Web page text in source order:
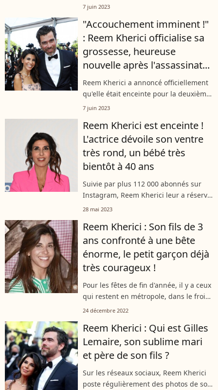
mercredi 7 juin, en compagnie de son
leur première sortie publique...
7 juin 2023
"Accouchement imminent !"
: Reem Kherici officialise sa
grossesse, heureuse
nouvelle après l'assassinat...
Reem Kherici a annoncé officiellement
qu'elle était enceinte pour la deuxième
fois... et qu'elle allait bientôt accoucher.
vécu l'enfer. Elle méritait...
7 juin 2023
Reem Kherici est enceinte !
L'actrice dévoile son ventre
très rond, un bébé très
bientôt à 40 ans
Suivie par plus 112 000 abonnés sur
Instagram, Reem Kherici leur a réservé
une très belle surprise vendredi 26 mai
de 40 ans, déjà maman d'un...
28 mai 2023
Reem Kherici : Son fils de 3
ans confronté à une bête
énorme, le petit garçon déjà
très courageux !
Pour les fêtes de fin d'année, il y a ceux
qui restent en métropole, dans le froid
et dans les grèves SNCF, et il y a les
comédienne de 39 ans a rempli...
24 décembre 2022
Reem Kherici : Qui est Gilles
Lemaire, son sublime mari
et père de son fils ?
Sur les réseaux sociaux, Reem Kherici
poste régulièrement des photos de son